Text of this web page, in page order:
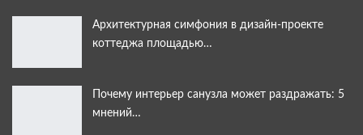
Архитектурная симфония в дизайн-проекте
коттеджа площадью…
Почему интерьер санузла может раздражать: 5
мнений…